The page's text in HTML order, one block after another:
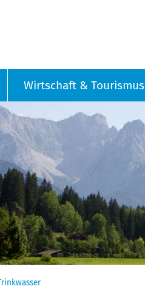
Wirtschaft & Tourismus